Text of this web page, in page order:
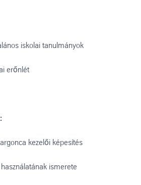
iskolai tanulmányok
kezelői képesítés
ismerete